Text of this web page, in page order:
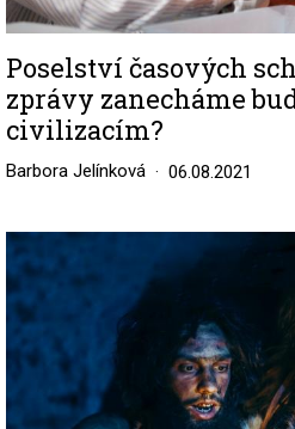
Poselství časových
zprávy zanecháme
civilizacím?
Barbora Jelínková 06.08.2021
Image